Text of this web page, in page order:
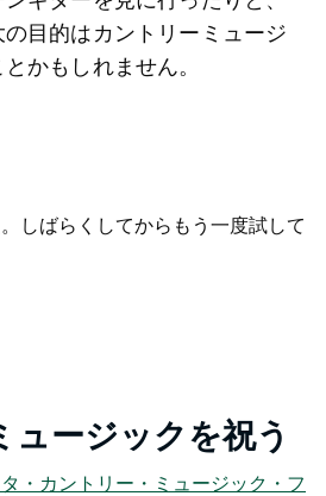
目的はカントリーミュージ
かもしれません。
しばらくしてからもう一度試して
ュージックを祝う
・カントリー・ミュージック・フ